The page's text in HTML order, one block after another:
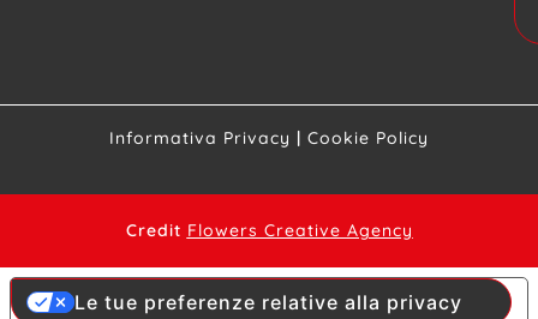
Informativa Privacy | Cookie Policy
Credit Flowers Creative Agency
Le tue preferenze relative alla privacy